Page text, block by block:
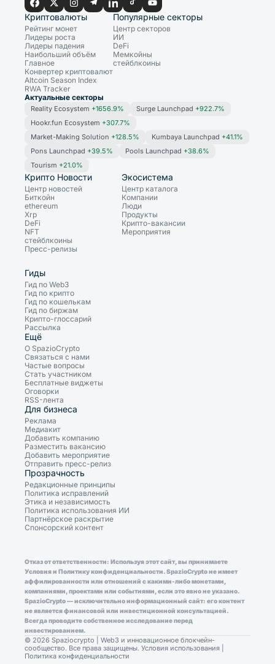
Криптовалюты
Рейтинг монет
Лидеры роста
Лидеры падения
Наибольший объём
Главное
Конвертер криптовалют
Altcoin Season Index
RWA Tracker
Популярные секторы
Центр секторов
ИИ
DeFi
Мемкойны
стейблкоины
Актуальные секторы
Reality Ecosystem +1656.9% Surge Launchpad +922.7%
Hookr.fun Ecosystem +307.7%
Market-Making Solution +128.5% Kumbaya Launchpad +41.1%
Pons Launchpad +39.5% Pools Launchpad +38.6%
Tourism +21.0%
Крипто Новости
Центр новостей
Биткойн
ethereum
Xrp
DeFi
NFT
стейблкоины
Пресс-релизы
Экосистема
Центр каталога
Компании
Люди
Продукты
Крипто-вакансии
Мероприятия
Гиды
Гид по Web3
Гид по крипто
Гид по кошелькам
Гид по биржам
Крипто-глоссарий
Рассылка
Ещё
О SpazioCrypto
Связаться с нами
Частые вопросы
Стать участником
Бесплатные виджеты
Оговорки
RSS-лента
Для бизнеса
Реклама
Медиакит
Добавить компанию
Разместить вакансию
Добавить мероприятие
Отправить пресс-релиз
Прозрачность
Редакционные принципы
Политика исправлений
Этика и независимость
Политика использования ИИ
Партнёрское раскрытие
Спонсорский контент
Отказ от ответственности: Используя этот сайт, вы принимаете
Условия и Политику конфиденциальности. SpazioCrypto не имеет
аффилированности или отношений с какими-либо монетами,
компаниями, проектами или событиями, если это явно не указано.
SpazioCrypto — исключительно информационный сайт: его контент
не является финансовой или инвестиционной консультацией.
Всегда проводите собственное исследование перед
инвестированием.
© 2026 Spaziocrypto | Web3 и инновационное блокчейн-
сообщество. Все права защищены. Условия использования
Политика конфиденциальности